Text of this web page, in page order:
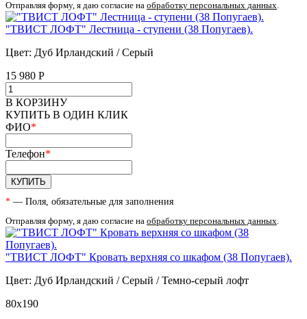
Отправляя форму, я даю согласие на обработку персональных данных.
"ТВИСТ ЛОФТ" Лестница - ступени (38 Попугаев).
Цвет: Дуб Ирландский / Серый
15 980 Р
В КОРЗИНУ
КУПИТЬ В ОДИН КЛИК
ФИО*
Телефон*
КУПИТЬ
* — Поля, обязательные для заполнения
Отправляя форму, я даю согласие на обработку персональных данных.
"ТВИСТ ЛОФТ" Кровать верхняя со шкафом (38 Попугаев).
Цвет: Дуб Ирландский / Серый / Темно-серый лофт
80х190